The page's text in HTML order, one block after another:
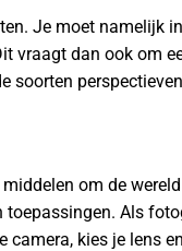
Je moet namelijk
vraagt dan ook om
soorten
om de
Als
kies je lens